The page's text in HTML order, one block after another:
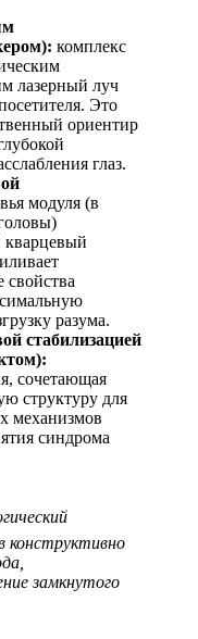
комплекс
лазерный луч
Это
ориентир
глаз.
модуля (в
кварцевый
разума.
стабилизацией
сочетающая
структуру для
механизмов
синдрома
конструктивно
замкнутого